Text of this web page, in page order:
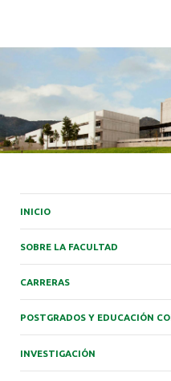
INICIO
SOBRE LA FACULTAD
CARRERAS
POSTGRADOS Y EDUCACIÓN
INVESTIGACIÓN